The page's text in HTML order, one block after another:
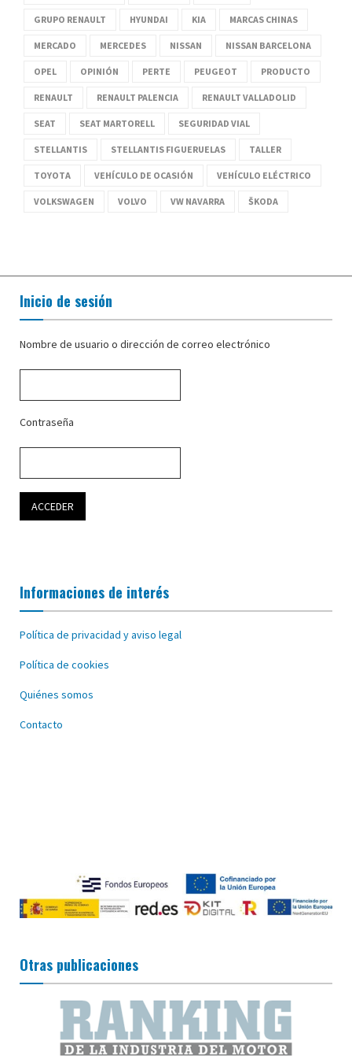
GRUPO RENAULT HYUNDAI KIA MARCAS CHINAS
MERCADO MERCEDES NISSAN NISSAN BARCELONA
OPEL OPINIÓN PERTE PEUGEOT PRODUCTO
RENAULT RENAULT PALENCIA RENAULT VALLADOLID
SEAT SEAT MARTORELL SEGURIDAD VIAL
STELLANTIS STELLANTIS FIGUERUELAS TALLER
TOYOTA VEHÍCULO DE OCASIÓN VEHÍCULO ELÉCTRICO
VOLKSWAGEN VOLVO VW NAVARRA ŠKODA
Inicio de sesión
Nombre de usuario o dirección de correo electrónico
Contraseña
Informaciones de interés
Política de privacidad y aviso legal
Política de cookies
Quiénes somos
Contacto
Otras publicaciones